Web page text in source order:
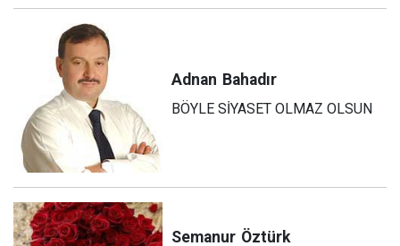
Adnan Bahadır
BÖYLE SİYASET OLMAZ OLSUN
Semanur Öztürk